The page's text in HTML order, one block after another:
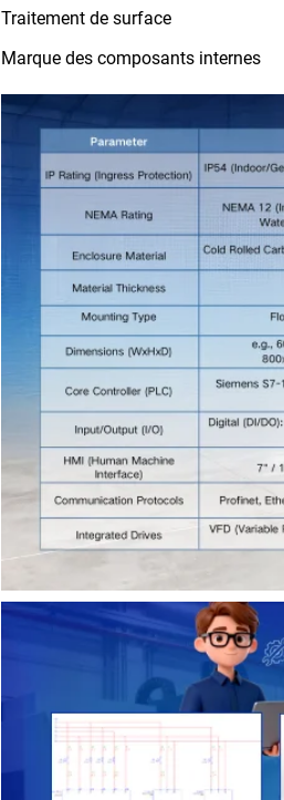
Traitement de surface
Marque des composants internes